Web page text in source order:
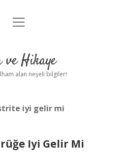
Anasayfa
Uyarı
menüyü
ve Hikaye
alan neşeli bilgiler!
iyi gelir mi
Iyi Gelir Mi